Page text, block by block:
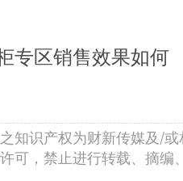
专区销售效果如何
知识产权为财新传媒及/
可，禁止进行转载、摘编